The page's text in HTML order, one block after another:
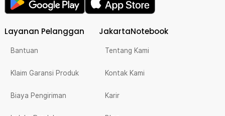
Layanan Pelanggan
Bantuan
Klaim Garansi Produk
Biaya Pengiriman
JakartaNotebook
Tentang Kami
Kontak Kami
Karir